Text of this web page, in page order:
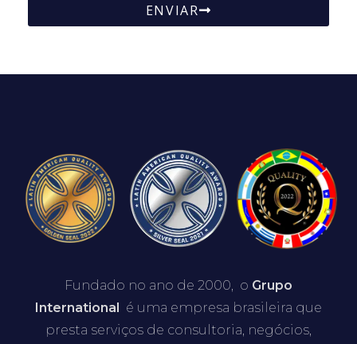
ENVIAR
Fundado no ano de 2000, o Grupo
International
é uma empresa brasileira que
presta serviços de consultoria, negócios,